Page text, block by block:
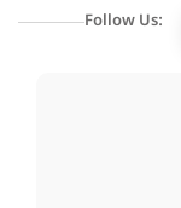
Follow Us: